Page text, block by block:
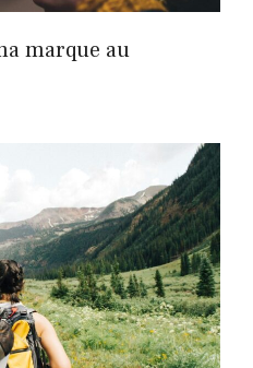
marque au